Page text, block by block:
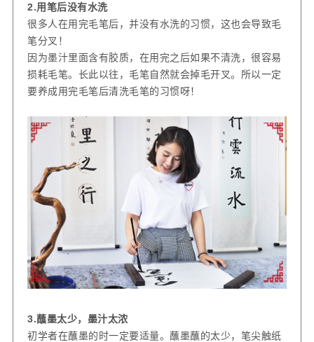
2.用笔后没有水洗
很多人在用完毛笔后，并没有水洗的习惯，这也会导致毛
笔分叉！
因为墨汁里面含有胶质，在用完之后如果不清洗，很容易
损耗毛笔。长此以往，毛笔自然就会掉毛开叉。所以一定
要养成用完毛笔后清洗毛笔的习惯呀！
3.蘸墨太少，墨汁太浓
初学者在蘸墨的时一定要适量。蘸墨蘸的太少，笔尖触纸